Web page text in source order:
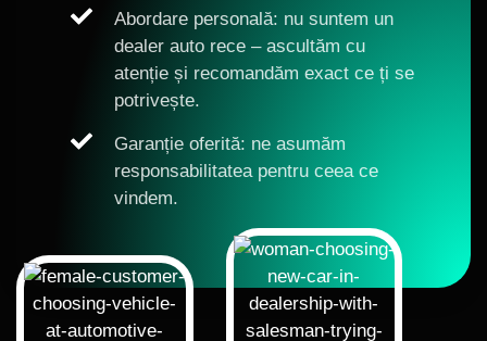
Abordare personală: nu suntem un
dealer auto rece – ascultăm cu
atenție și recomandăm exact ce ți se
potrivește.
Garanție oferită: ne asumăm
responsabilitatea pentru ceea ce
vindem.